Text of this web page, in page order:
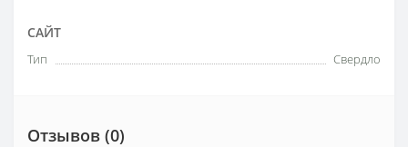
САЙТ
Тип Свердло
Отзывов (0)